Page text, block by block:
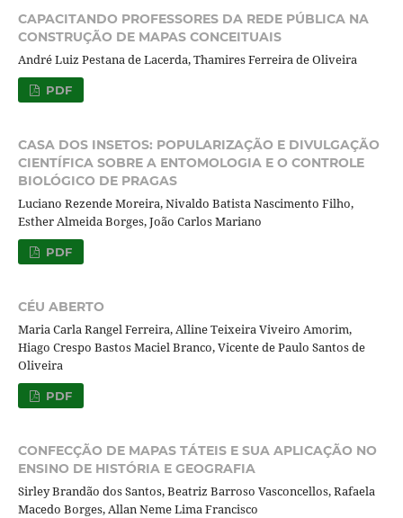
CAPACITANDO PROFESSORES DA REDE PÚBLICA NA
CONSTRUÇÃO DE MAPAS CONCEITUAIS
André Luiz Pestana de Lacerda, Thamires Ferreira de Oliveira
PDF
CASA DOS INSETOS: POPULARIZAÇÃO E DIVULGAÇÃO
CIENTÍFICA SOBRE A ENTOMOLOGIA E O CONTROLE
BIOLÓGICO DE PRAGAS
Luciano Rezende Moreira, Nivaldo Batista Nascimento Filho,
Esther Almeida Borges, João Carlos Mariano
PDF
CÉU ABERTO
Maria Carla Rangel Ferreira, Alline Teixeira Viveiro Amorim,
Hiago Crespo Bastos Maciel Branco, Vicente de Paulo Santos de
Oliveira
PDF
CONFECÇÃO DE MAPAS TÁTEIS E SUA APLICAÇÃO NO
ENSINO DE HISTÓRIA E GEOGRAFIA
Sirley Brandão dos Santos, Beatriz Barroso Vasconcellos, Rafaela
Macedo Borges, Allan Neme Lima Francisco